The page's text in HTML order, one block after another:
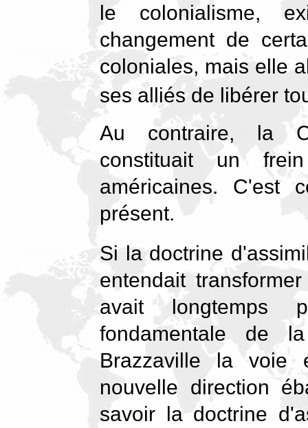
le colonialisme,
changement de
coloniales, mais elle
ses alliés de libérer
Au contraire, la
constituait un
américaines. C'est
présent.
Si la doctrine
entendait
avait longtemps
fondamentale de
Brazzaville la voie
nouvelle direction
savoir la doctrine